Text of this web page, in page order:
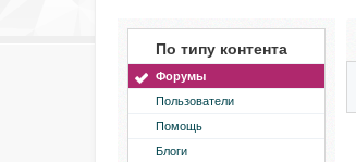
По типу контента
Форумы
Пользователи
Помощь
Блоги